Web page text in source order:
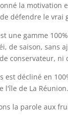
la motivation
défendre le vrai
une gamme
de saison, sans
conservateur, ni
est décliné en
l'île de La Réunion.
la parole aux